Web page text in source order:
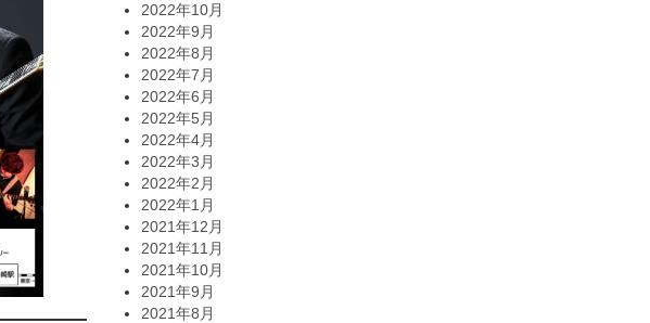
2022年10月
2022年9月
2022年8月
2022年7月
2022年6月
2022年5月
2022年4月
2022年3月
2022年2月
2022年1月
2021年12月
2021年11月
2021年10月
2021年9月
2021年8月